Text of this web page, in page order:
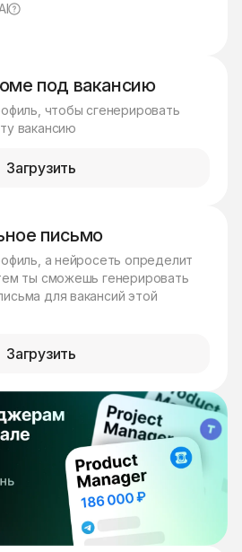
под вакансию
чтобы сгенерировать
вакансию
Загрузить
письмо
а нейросеть определит
ты сможешь генерировать
для вакансий этой
Загрузить